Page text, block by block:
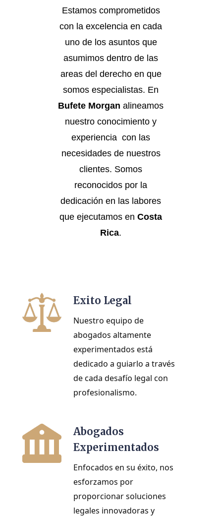
Estamos comprometidos
con la excelencia en cada
uno de los asuntos que
asumimos dentro de las
areas del derecho en que
somos especialistas. En
Bufete Morgan alineamos
nuestro conocimiento y
experiencia con las
necesidades de nuestros
clientes. Somos
reconocidos por la
dedicación en las labores
que ejecutamos enCosta
Rica.
Exito Legal
Nuestro equipo de
abogados altamente
experimentados está
dedicado a guiarlo a través
de cada desafío legal con
profesionalismo.
Abogados
Experimentados
Enfocados en su éxito, nos
esforzamos por
proporcionar soluciones
legales innovadoras y